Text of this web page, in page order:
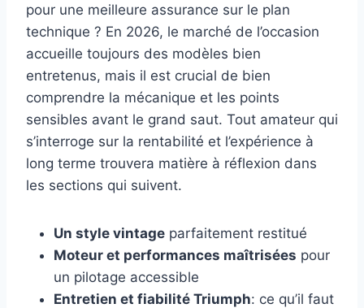
pour une meilleure assurance sur le plan
technique ? En 2026, le marché de l’occasion
accueille toujours des modèles bien
entretenus, mais il est crucial de bien
comprendre la mécanique et les points
sensibles avant le grand saut. Tout amateur qui
s’interroge sur la rentabilité et l’expérience à
long terme trouvera matière à réflexion dans
les sections qui suivent.
Un style vintage parfaitement restitué
Moteur et performances maîtrisées pour
un pilotage accessible
Entretien et fiabilité Triumph: ce qu’il faut